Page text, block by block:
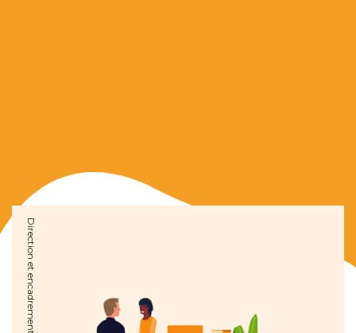
Direction et encadrement